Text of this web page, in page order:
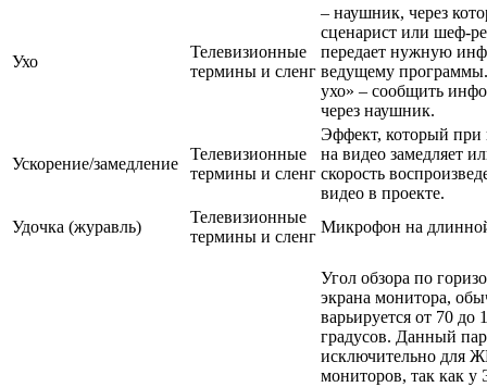
Ухо
Телевизионные
термины и сленг
– наушник, через
сценарист или шеф-
передает нужную
ведущему
ухо» – сообщить
через наушник.
Ускорение/замедление
Телевизионные
термины и сленг
Эффект, который при
на видео замедляет
скорость
видео в проекте.
Удочка (журавль)
Телевизионные
термины и сленг
Микрофон на
Угол обзора по
экрана монитора,
варьируется от 70 до
градусов. Данный
исключительно для
мониторов, так как